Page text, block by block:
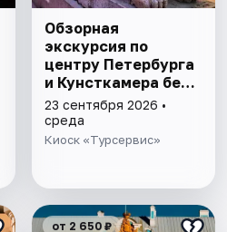
Обзорная
экскурсия по
центру Петербурга
и Кунсткамера без
очереди
23 сентября 2026 •
среда
Киоск «Турсервис»
от 2 650 ₽